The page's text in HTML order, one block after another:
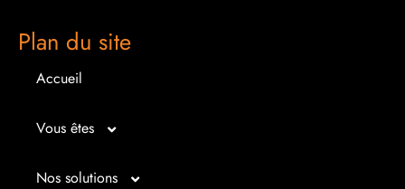
Plan du site
Accueil
Vous êtes
Micro entrepreneur
Nos solutions